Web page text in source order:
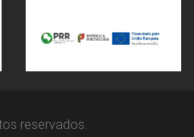
reservados.